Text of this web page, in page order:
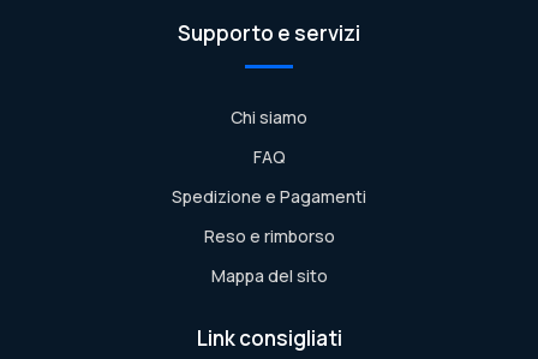
Supporto e servizi
Chi siamo
FAQ
Spedizione e Pagamenti
Reso e rimborso
Mappa del sito
Link consigliati